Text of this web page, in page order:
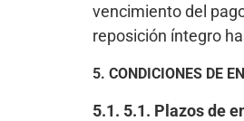
vencimiento del
reposición íntegro
5. CONDICIONES DE
5.1. 5.1. Plazos de